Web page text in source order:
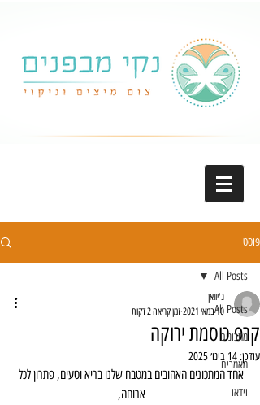
פוסט
All Posts
מתכונים
מאמרים
וידאו
All Posts
קרפ כוסמת ירוקה
ג'יוואן
10 במאי 2021
זמן קריאה 2 דקות
עודכן: 14 בינו׳ 2025
אחד המתכונים האהובים במטבח שלנו בריא וטעים, פתרון לכל
ארוחה,